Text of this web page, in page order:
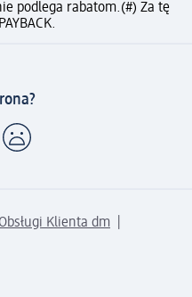
podlega rabatom.(#) Za tę
Klienta dm